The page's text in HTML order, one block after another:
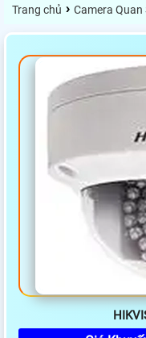
Trang chủ › Camera Quan